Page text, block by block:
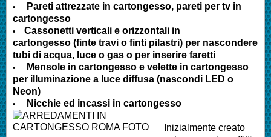
Pareti attrezzate in cartongesso, pareti per tv in
cartongesso
Cassonetti verticali e orizzontali in
cartongesso (finte travi o finti pilastri) per nascondere
tubi di acqua, luce o gas o per inserire faretti
Mensole in cartongesso e velette in cartongesso
per illuminazione a luce diffusa (nascondi LED o
Neon)
Nicchie ed incassi in cartongesso
Inizialmente creato